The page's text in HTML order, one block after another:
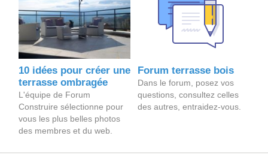
10 idées pour créer une
terrasse ombragée
L'équipe de Forum
Construire sélectionne pour
vous les plus belles photos
des membres et du web.
Forum terrasse bois
Dans le forum, posez vos
questions, consultez celles
des autres, entraidez-vous.